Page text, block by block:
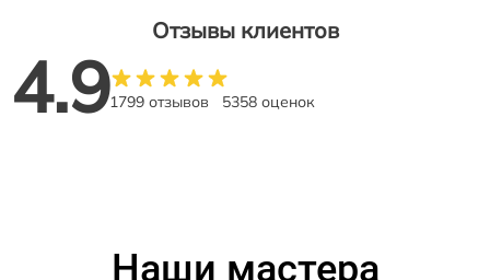
Отзывы клиентов
4.91799 отзывов 5358 оценок
Наши мастера